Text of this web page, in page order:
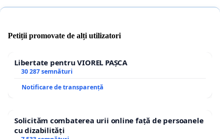
Petiții promovate de alți utilizatori
Libertate pentru VIOREL PAȘCA
30 287 semnături
Notificare de transparență
Solicităm combaterea urii online față de persoanele
cu dizabilități